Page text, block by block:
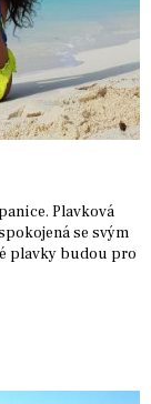
Plavková
se svým
plavky budou pro